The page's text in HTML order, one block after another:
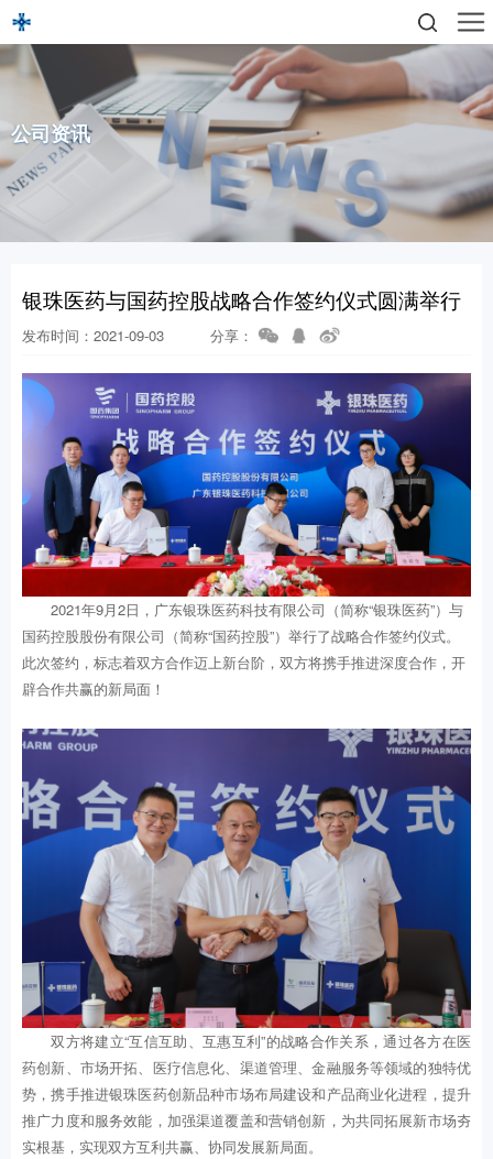
公司资讯
银珠医药与国药控股战略合作签约仪式圆满举行
发布时间：2021-09-03 分享：
2021年9月2日，广东银珠医药科技有限公司（简称“银珠医药”）与
国药控股股份有限公司（简称“国药控股”）举行了战略合作签约仪式。
此次签约，标志着双方合作迈上新台阶，双方将携手推进深度合作，开
辟合作共赢的新局面！
双方将建立“互信互助、互惠互利”的战略合作关系，通过各方在医
药创新、市场开拓、医疗信息化、渠道管理、金融服务等领域的独特优
势，携手推进银珠医药创新品种市场布局建设和产品商业化进程，提升
推广力度和服务效能，加强渠道覆盖和营销创新，为共同拓展新市场夯
实根基，实现双方互利共赢、协同发展新局面。